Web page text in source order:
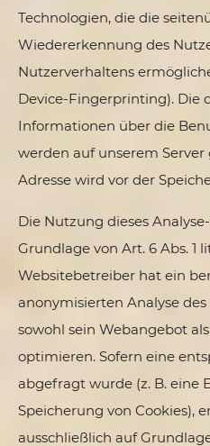
Technologien, die die
Wiedererkennung des
Nutzerverhaltens
Device-Fingerprinting). Die
Informationen über die
werden auf unserem Server
Adresse wird vor der
Die Nutzung dieses
Grundlage von Art. 6 Abs. 1
Websitebetreiber hat ein
anonymisierten Analyse
sowohl sein Webangebot
optimieren. Sofern eine
abgefragt wurde (z. B. eine
Speicherung von Cookies),
ausschließlich auf